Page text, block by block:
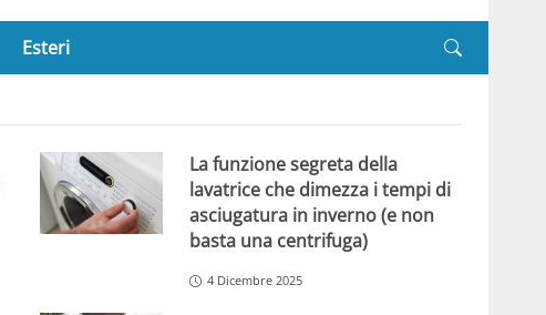
Esteri
La funzione segreta della
lavatrice che dimezza i tempi di
asciugatura in inverno (e non
basta una centrifuga)
4 Dicembre 2025